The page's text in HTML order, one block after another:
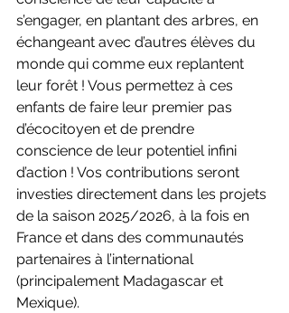
s’engager, en plantant des arbres, en
échangeant avec d’autres élèves du
monde qui comme eux replantent
leur forêt ! Vous permettez à ces
enfants de faire leur premier pas
d’écocitoyen et de prendre
conscience de leur potentiel infini
d’action ! Vos contributions seront
investies directement dans les projets
de la saison 2025/2026, à la fois en
France et dans des communautés
partenaires à l’international
(principalement Madagascar et
Mexique).